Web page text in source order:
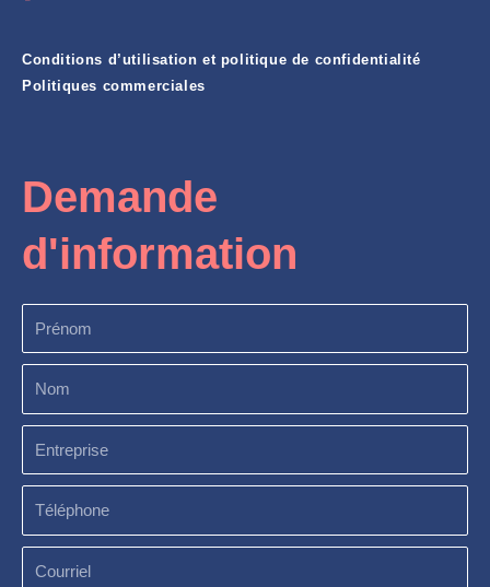
Conditions d’utilisation et politique de confidentialité
Politiques commerciales
Demande
d'information